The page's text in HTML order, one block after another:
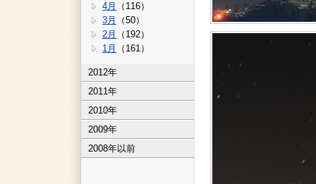
4月
（116）
3月
（50）
2月
（192）
1月
（161）
2012年
2011年
2010年
2009年
2008年以前